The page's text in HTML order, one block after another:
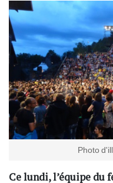
Photo
Ce lundi, l’équipe du